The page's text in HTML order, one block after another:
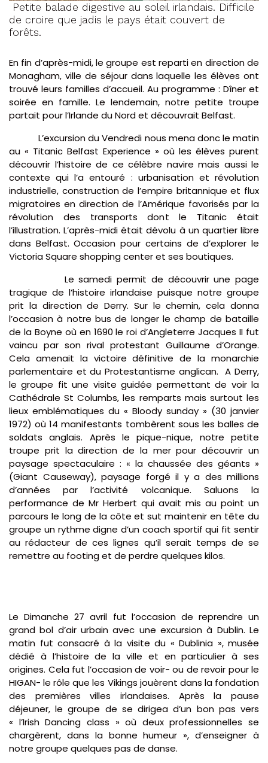
Petite balade digestive au soleil irlandais. Difficile
de croire que jadis le pays était couvert de
forêts.
En fin d’après-midi, le groupe est reparti en direction de
Monagham, ville de séjour dans laquelle les élèves ont
trouvé leurs familles d’accueil. Au programme : Dîner et
soirée en famille. Le lendemain, notre petite troupe
partait pour l’Irlande du Nord et découvrait Belfast.
L’excursion du Vendredi nous mena donc le matin
au « Titanic Belfast Experience » où les élèves purent
découvrir l’histoire de ce célèbre navire mais aussi le
contexte qui l’a entouré : urbanisation et révolution
industrielle, construction de l’empire britannique et flux
migratoires en direction de l’Amérique favorisés par la
révolution des transports dont le Titanic était
l’illustration. L’après-midi était dévolu à un quartier libre
dans Belfast. Occasion pour certains de d’explorer le
Victoria Square shopping center et ses boutiques.
Le samedi permit de découvrir une page
tragique de l’histoire irlandaise puisque notre groupe
prit la direction de Derry. Sur le chemin, cela donna
l’occasion à notre bus de longer le champ de bataille
de la Boyne où en 1690 le roi d’Angleterre Jacques II fut
vaincu par son rival protestant Guillaume d’Orange.
Cela amenait la victoire définitive de la monarchie
parlementaire et du Protestantisme anglican. A Derry,
le groupe fit une visite guidée permettant de voir la
Cathédrale St Columbs, les remparts mais surtout les
lieux emblématiques du « Bloody sunday » (30 janvier
1972) où 14 manifestants tombèrent sous les balles de
soldats anglais. Après le pique-nique, notre petite
troupe prit la direction de la mer pour découvrir un
paysage spectaculaire : « la chaussée des géants »
(Giant Causeway), paysage forgé il y a des millions
d’années par l’activité volcanique. Saluons la
performance de Mr Herbert qui avait mis au point un
parcours le long de la côte et sut maintenir en tête du
groupe un rythme digne d’un coach sportif qui fit sentir
au rédacteur de ces lignes qu’il serait temps de se
remettre au footing et de perdre quelques kilos.
Le Dimanche 27 avril fut l’occasion de reprendre un
grand bol d’air urbain avec une excursion à Dublin. Le
matin fut consacré à la visite du « Dublinia », musée
dédié à l’histoire de la ville et en particulier à ses
origines. Cela fut l’occasion de voir- ou de revoir pour le
HIGAN- le rôle que les Vikings jouèrent dans la fondation
des premières villes irlandaises. Après la pause
déjeuner, le groupe de se dirigea d’un bon pas vers
« l’Irish Dancing class » où deux professionnelles se
chargèrent, dans la bonne humeur », d’enseigner à
notre groupe quelques pas de danse.